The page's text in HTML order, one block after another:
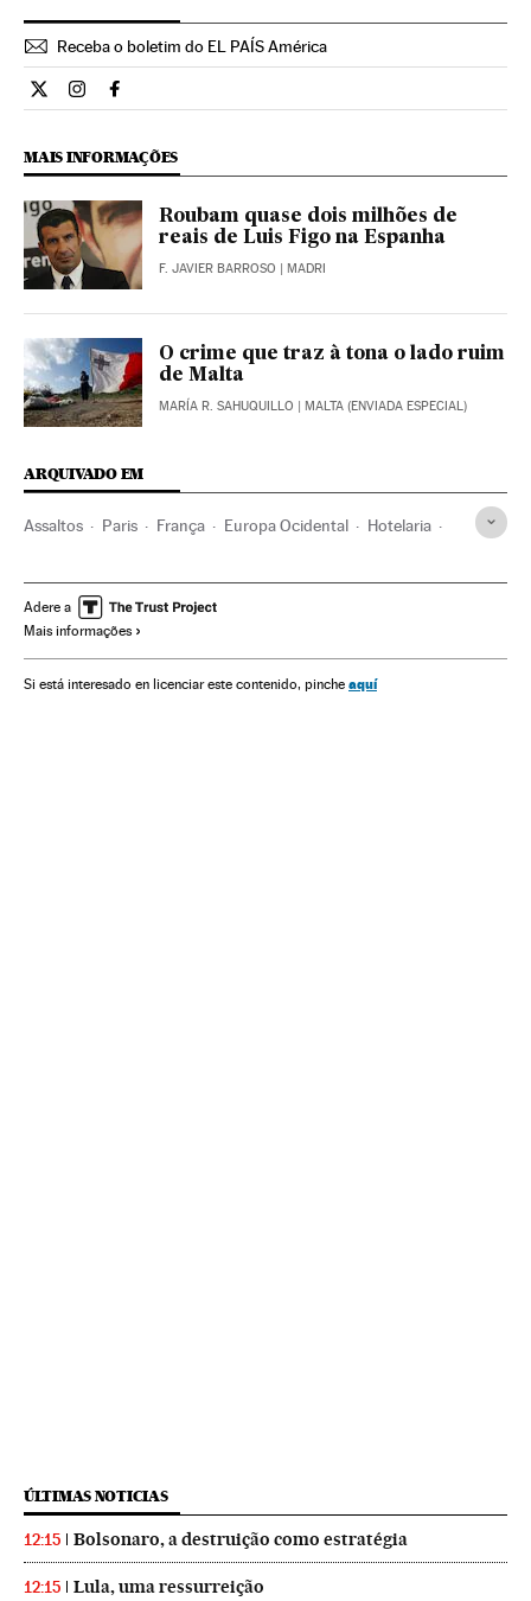
Receba o boletim do EL PAÍS América
Internacional El País Brasil en Twitter
Internacional El País Brasil en Instagram
Internacional El País Brasil en Facebook
MAIS INFORMAÇÕES
Roubam quase dois milhões de
reais de Luis Figo na Espanha
F. JAVIER BARROSO | MADRI
O crime que traz à tona o lado ruim
de Malta
MARÍA R. SAHUQUILLO | MALTA (ENVIADA ESPECIAL)
ARQUIVADO EM
Assaltos Paris França Europa Ocidental Hotelaria
Adere a
Mais informações
Si está interesado en licenciar este contenido, pinche aquí
ÚLTIMAS NOTICIAS
12:15 Bolsonaro, a destruição como estratégia
12:15 Lula, uma ressurreição